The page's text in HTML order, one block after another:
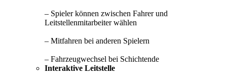
– Spieler können zwischen Fahrer und
Leitstellenmitarbeiter wählen
– Mitfahren bei anderen Spielern
– Fahrzeugwechsel bei Schichtende
Interaktive Leitstelle